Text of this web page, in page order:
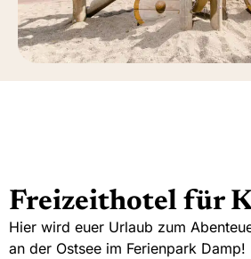
Freizeithotel für
Hier wird euer Urlaub zum
an der Ostsee im Ferienpark Damp!